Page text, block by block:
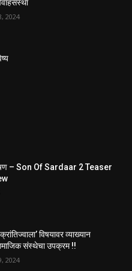
2024
– Son Of Sardaar 2 Teaser
विषयावर व्याख्यान
संस्थेचा उपक्रम !!
2024